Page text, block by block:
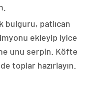
bulguru, patlıcan
ekleyip iyice
unu serpin. Köfte
toplar hazırlayın.